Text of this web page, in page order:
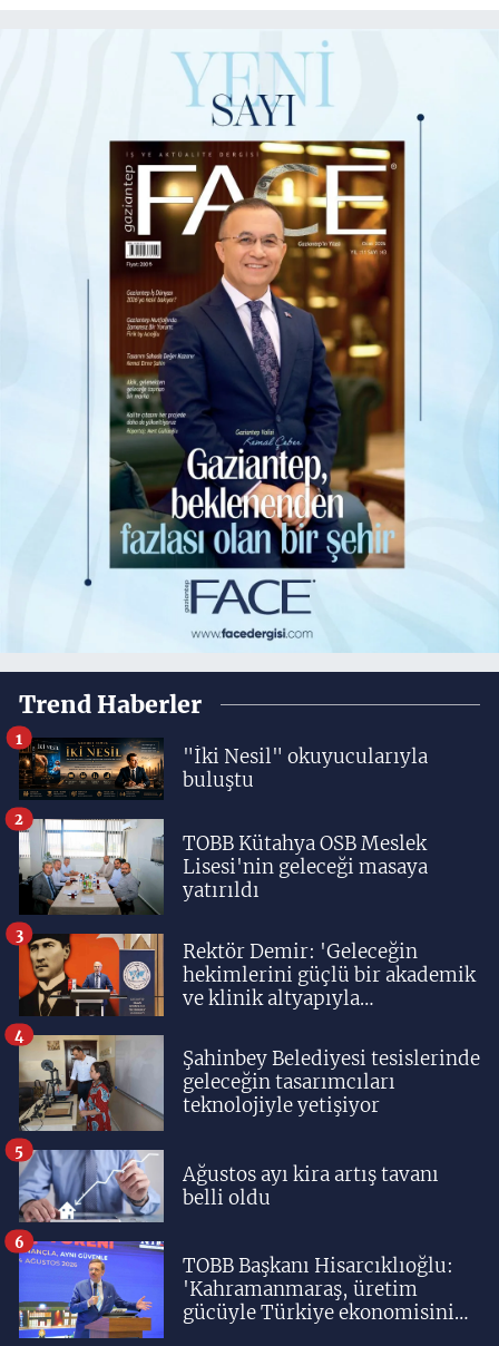
Trend Haberler
"İki Nesil" okuyucularıyla
buluştu
1
TOBB Kütahya OSB Meslek
Lisesi'nin geleceği masaya
yatırıldı
2
Rektör Demir: 'Geleceğin
hekimlerini güçlü bir akademik
ve klinik altyapıyla
3
Şahinbey Belediyesi tesislerinde
geleceğin tasarımcıları
teknolojiyle yetişiyor
4
Ağustos ayı kira artış tavanı
belli oldu
5
TOBB Başkanı Hisarcıklıoğlu:
'Kahramanmaraş, üretim
gücüyle Türkiye ekonomisinin
6